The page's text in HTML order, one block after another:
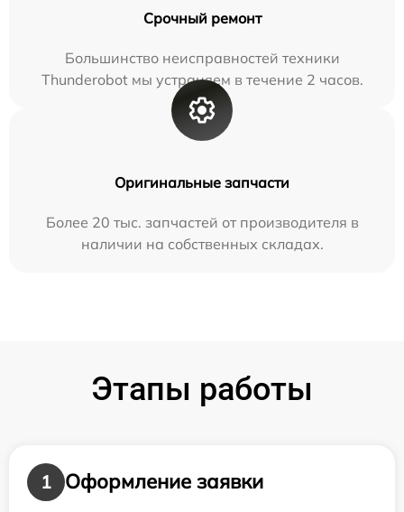
Срочный ремонт
Большинство неисправностей техники
Thunderobot мы устраняем в течение 2 часов.
Оригинальные запчасти
Более 20 тыс. запчастей от производителя в
наличии на собственных складах.
Этапы работы
1
Оформление заявки